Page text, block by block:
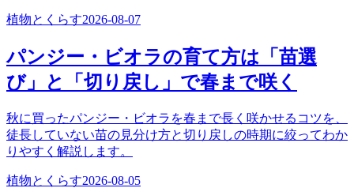
植物とくらす2026-08-07
パンジー・ビオラの育て方は「苗選
び」と「切り戻し」で春まで咲く
秋に買ったパンジー・ビオラを春まで長く咲かせるコツを、
徒長していない苗の見分け方と切り戻しの時期に絞ってわか
りやすく解説します。
植物とくらす2026-08-05